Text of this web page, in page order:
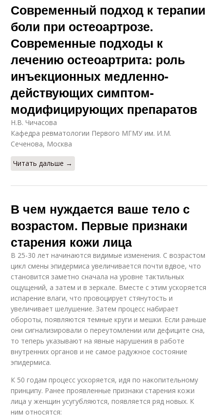
Современный подход к терапии
боли при остеоартрозе.
Современные подходы к
лечению остеоартрита: роль
инъекционных медленно-
действующих симптом-
модифицирующих препаратов
Н.В. Чичасова
Кафедра ревматологии Первого МГМУ им. И.М.
Сеченова, Москва
Читать дальше →
В чем нуждается ваше тело с
возрастом. Первые признаки
старения кожи лица
В 25-30 лет начинаются видимые изменения. С возрастом
цикл смены эпидермиса увеличивается почти вдвое, что
становится заметно сначала на уровне тактильных
ощущений, а затем и в зеркале. Вместе с этим ускоряется
испарение влаги, что провоцирует стянутость и
увеличивает шелушение. Затем процесс набирает
обороты, появляются темные круги и мешки. Если раньше
они сигнализировали о переутомлении или дефиците сна,
то теперь указывают на явные нарушения в работе
внутренних органов и не самое радужное состояние
эпидермиса.
К 50 годам процесс ускоряется, идя по накопительному
принципу. Ранее проявленные признаки старения кожи
лица у женщин усугубляются, появляется ряд новых. К
ним относятся: